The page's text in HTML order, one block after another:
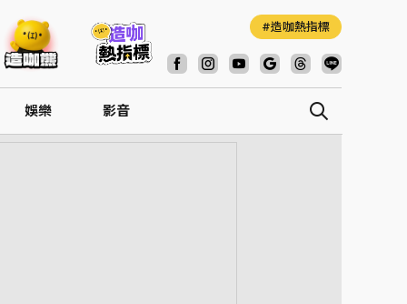
造咖熱指標
娛樂 影音